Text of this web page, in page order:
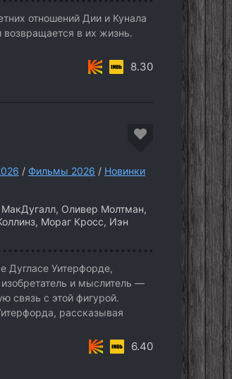
отношений Дии и Кунала
возвращается в их жизнь.
8.30
/ Фильмы 2026 / Новинки
Оливер Молтман,
Мораг Кросс, Иэн
Дугласе Уитерфорде,
и мыслитель —
связь с этой фигурой.
рассказывая
6.40